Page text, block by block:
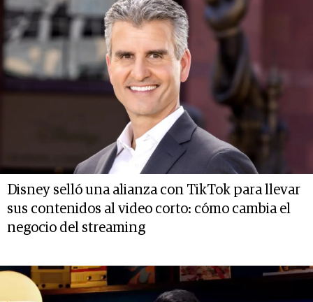
Disney selló una alianza con TikTok para llevar
sus contenidos al video corto: cómo cambia el
negocio del streaming